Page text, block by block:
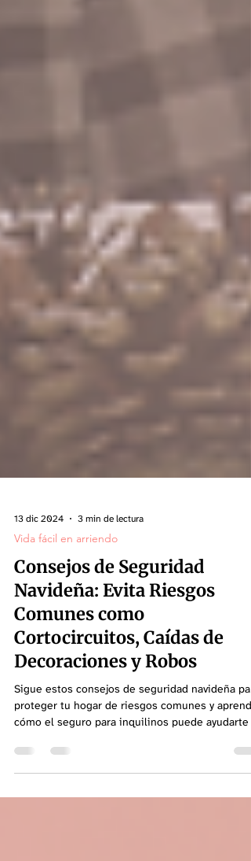
13 dic 2024 3 min de lectura
Vida fácil en arriendo
Consejos de Seguridad
Navideña: Evita Riesgos
Comunes como
Cortocircuitos, Caídas de
Decoraciones y Robos
Sigue estos consejos de seguridad navideña
proteger tu hogar de riesgos comunes y aprende